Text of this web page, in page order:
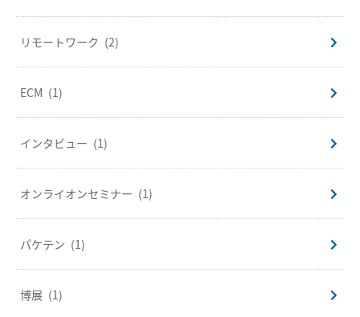
リモートワーク (2)
ECM (1)
インタビュー (1)
オンライオンセミナー (1)
パケテン (1)
博展 (1)